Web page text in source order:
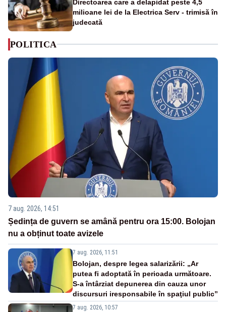
Directoarea care a delapidat peste 4,5
milioane lei de la Electrica Serv - trimisă în
judecată
POLITICA
7 aug. 2026, 14:51
Ședința de guvern se amână pentru ora 15:00. Bolojan
nu a obținut toate avizele
7 aug. 2026, 11:51
Bolojan, despre legea salarizării: „Ar
putea fi adoptată în perioada următoare.
S-a întârziat depunerea din cauza unor
discursuri iresponsabile în spaţiul public”
7 aug. 2026, 10:57